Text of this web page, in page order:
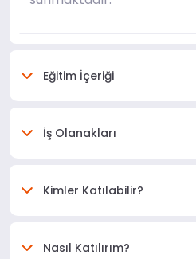
Eğitim İçeriği
İş Olanakları
Kimler Katılabilir?
Nasıl Katılırım?